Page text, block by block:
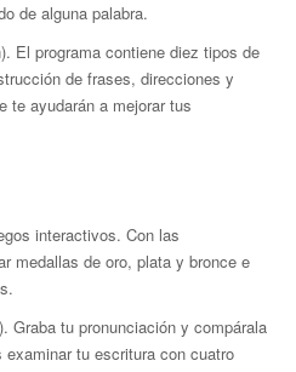
de alguna palabra.
El programa contiene diez tipos de
de frases, direcciones y
te ayudarán a mejorar tus
interactivos. Con las
medallas de oro, plata y bronce e
Graba tu pronunciación y compárala
tu escritura con cuatro